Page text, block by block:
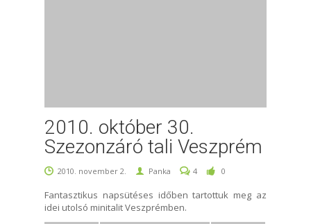
2010. október 30.
Szezonzáró tali Veszprém
2010. november 2. Panka 4 0
Fantasztikus napsütéses időben tartottuk meg az
idei utolsó minitalit Veszprémben.